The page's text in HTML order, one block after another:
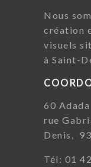
Nous
création
visuels
à Saint-
60
rue
Denis,
Tél: